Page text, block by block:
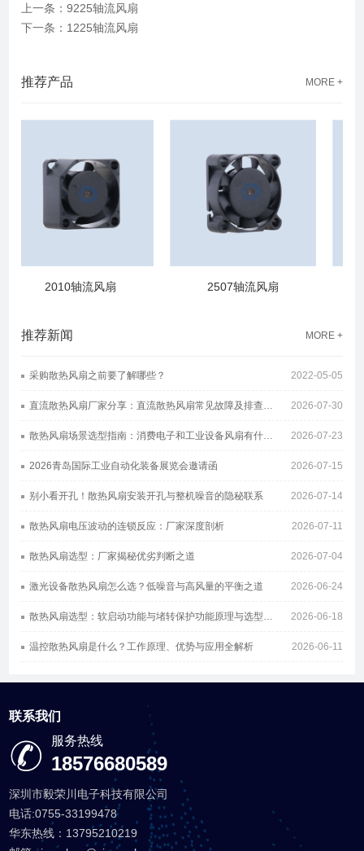
上一条：9225轴流风扇
下一条：1225轴流风扇
推荐产品 MORE +
2010轴流风扇 2507轴流风扇
推荐新闻 MORE +
2022-05-05
采购散热风扇之前要了解哪些？
2026-07-30
直流散热风扇厂家分享：直流散热风扇常见故障及排查方案
2026-07-23
散热风扇场景选型指南：消费电子和工业设备风扇有什么区别
2026-07-15
2026青岛国际工业自动化装备展览会邀请函
2026-07-14
别小看开孔！散热风扇安装开孔与整机噪音的隐秘联系
2026-07-11
散热风扇电压波动的连锁反应：厂家深度剖析
2026-07-04
散热风扇选型：厂家揭秘优劣判断之道
2026-06-24
激光设备散热风扇怎么选？低噪音与高风量的平衡之道
2026-06-18
散热风扇选型：软启动功能与堵转保护功能原理与选型指南
2026-06-11
温控散热风扇是什么？工作原理、优势与应用全解析
联系我们
服务热线
18576680589
深圳市毅荣川电子科技有限公司
电话:0755-33199478
华东热线：13795210219